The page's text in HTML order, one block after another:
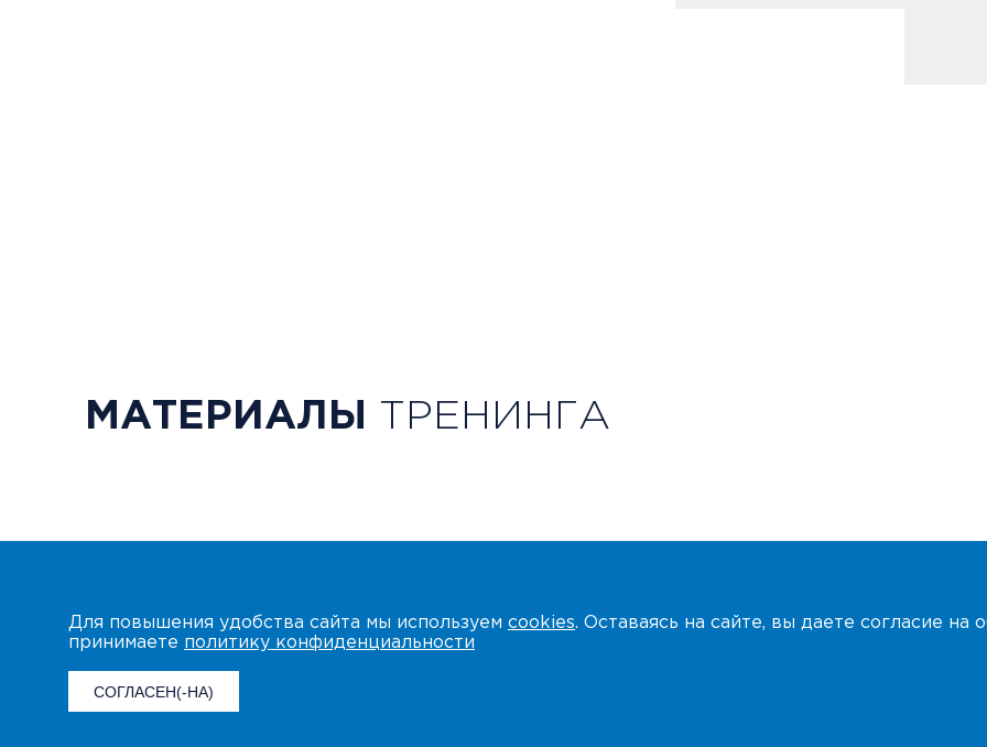
МАТЕРИАЛЫ ТРЕНИНГА
Для повышения удобства сайта мы используем cookies. Оставаясь на сайте, вы даете согласие на
принимаете политику конфиденциальности
СОГЛАСЕН(-НА)